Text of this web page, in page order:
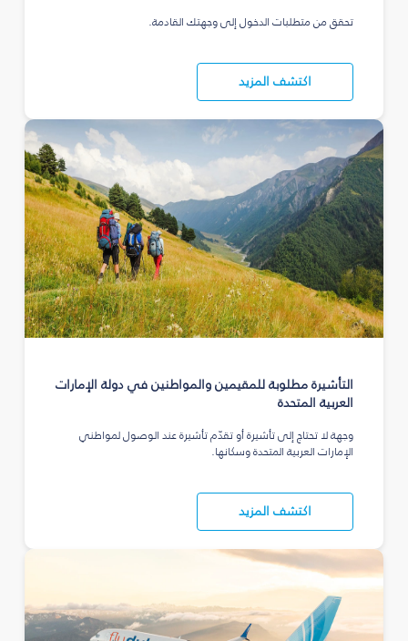
تحقق من متطلبات الدخول إلى وجهتك القادمة.
اكتشف المزيد
التأشيرة مطلوبة للمقيمين والمواطنين في دولة الإمارات
العربية المتحدة
وجهة لا تحتاج إلى تأشيرة أو تقدّم تأشيرة عند الوصول لمواطني
الإمارات العربية المتحدة وسكانها.
اكتشف المزيد